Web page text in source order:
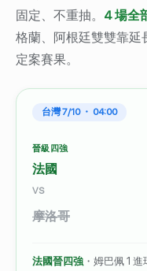
固定、不重抽。 4 場全
格蘭、阿根廷雙雙靠延
定案賽果。
台灣 7/10 ・ 04:00
晉級四強
法國
VS
摩洛哥
法國晉四強 ・姆巴佩 1